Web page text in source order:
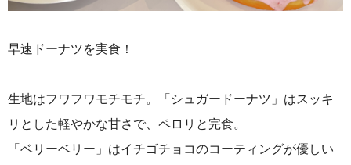
早速ドーナツを実食！
生地はフワフワモチモチ。 「シュガードーナツ」はスッキ
リとした軽やかな甘さで、ペロリと完食。
「ベリーベリー」はイチゴチョコのコーティングが優しい